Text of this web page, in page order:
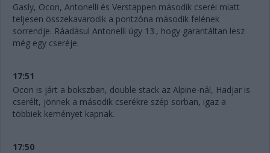
Gasly, Ocon, Antonelli és Verstappen második cseréi miatt
teljesen összekavarodik a pontzóna második felének
sorrendje. Ráadásul Antonelli úgy 13., hogy garantáltan lesz
még egy cseréje.
17:51
Ocon is járt a bokszban, double stack az Alpine-nál, Hadjar is
cserélt, jönnek a második cserékre szép sorban, igaz a
többiek keményet kapnak.
17:50